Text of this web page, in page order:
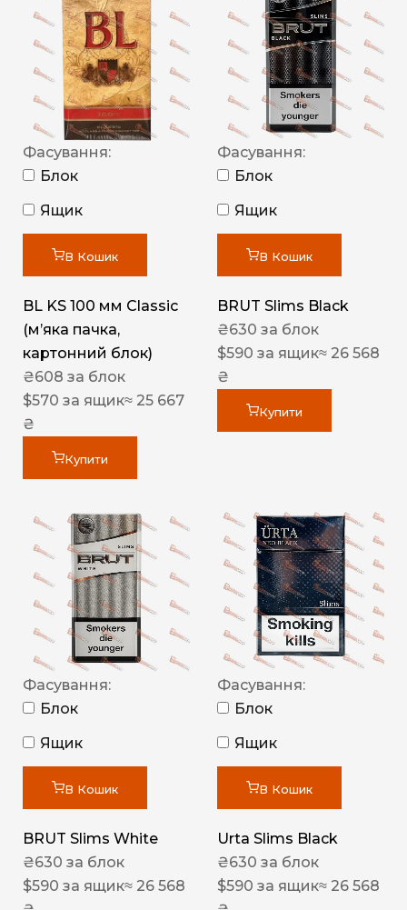
Фасування:
Блок
Ящик
В Кошик
BL KS 100 мм Classic
(м’яка пачка,
картонний блок)
₴608 за блок
$570 за ящик≈ 25 667
₴
Купити
Фасування:
Блок
Ящик
В Кошик
BRUT Slims Black
₴630 за блок
$590 за ящик≈ 26 568
₴
Купити
Фасування:
Блок
Ящик
В Кошик
BRUT Slims White
₴630 за блок
$590 за ящик≈ 26 568
Фасування:
Блок
Ящик
В Кошик
Urta Slims Black
₴630 за блок
$590 за ящик≈ 26 568